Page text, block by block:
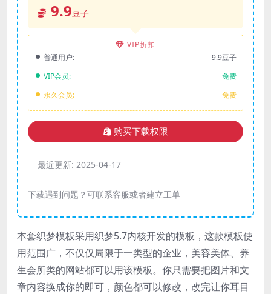
9.9豆子
VIP折扣
普通用户:
9.9豆子
VIP会员:
免费
永久会员:
免费
购买下载权限
最近更新: 2025-04-17
下载遇到问题？可联系客服或者建立工单
本套织梦模板采用织梦5.7内核开发的模板，这款模板使
用范围广，不仅仅局限于一类型的企业，美容美体、养
生会所类的网站都可以用该模板。你只需要把图片和文
章内容换成你的即可，颜色都可以修改，改完让你耳目